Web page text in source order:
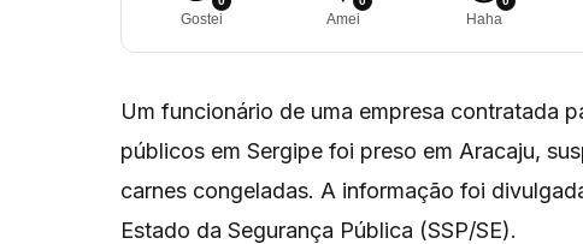
Gostei Amei Haha
Um funcionário de uma empresa contratada
públicos em Sergipe foi preso em Aracaju,
carnes congeladas. A informação foi
Estado da Segurança Pública (SSP/SE).